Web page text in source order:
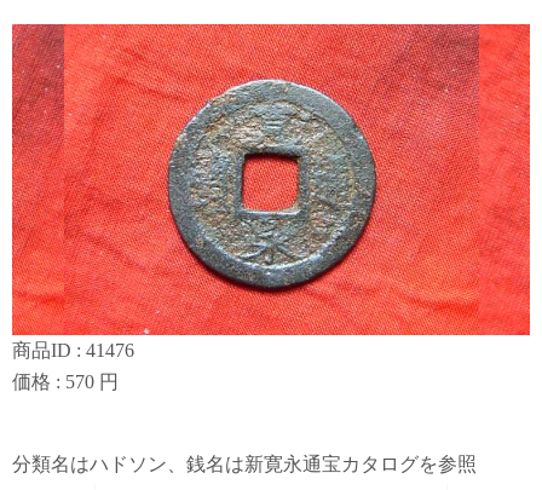
商品ID : 41476
価格 : 570 円
分類名はハドソン、銭名は新寛永通宝カタログを参照